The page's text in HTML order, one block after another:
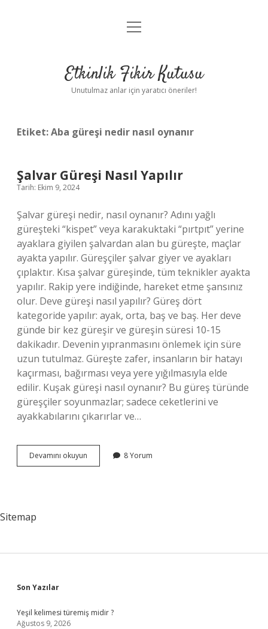
Anasayfa
Yasal Uyarı
menüyü
Etkinlik Fikir Kutusu
Unutulmaz anlar için yaratıcı öneriler!
Etiket:Aba güreşi nedir nasıl oynanır
Şalvar Güreşi Nasıl Yapılır
Tarih: Ekim 9, 2024
Şalvar güreşi nedir, nasıl oynanır? Adını yağlı
güreşteki “kispet” veya karakuktaki “pırtpıt” yerine
ayaklara giyilen şalvardan alan bu güreşte, maçlar
ayakta yapılır. Güreşçiler şalvar giyer ve ayakları
çıplaktır. Kısa şalvar güreşinde, tüm teknikler ayakta
yapılır. Rakip yere indiğinde, hareket etme şansınız
olur. Deve güreşi nasıl yapılır? Güreş dört
kategoride yapılır: ayak, orta, baş ve baş. Her deve
günde bir kez güreşir ve güreşin süresi 10-15
dakikadır. Devenin yıpranmasını önlemek için süre
uzun tutulmaz. Güreşte zafer, insanların bir hatayı
kaçırması, bağırması veya yere yığılmasıyla elde
edilir. Kuşak güreşi nasıl oynanır? Bu güreş türünde
güreşçiler soyunmazlar; sadece ceketlerini ve
ayakkabılarını çıkarırlar ve…
Devamını okuyun
Güreşi
8 Yorum
Sitemap
Sidebar
Son Yazılar
Yeşil kelimesi türemiş midir ?
Ağustos 9, 2026